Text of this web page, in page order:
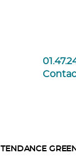
TENDANCE GREEN